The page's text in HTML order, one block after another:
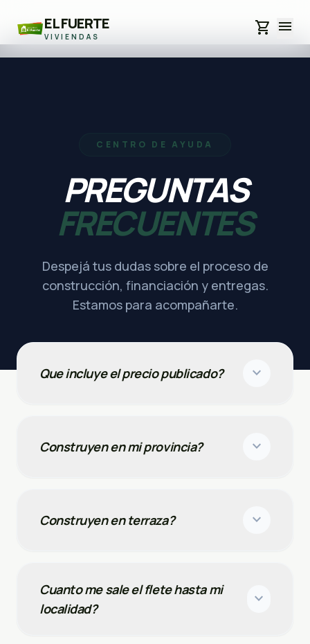
EL FUERTE
VIVIENDAS shopping_cart menu
CENTRO DE AYUDA
PREGUNTAS
FRECUENTES
Despejá tus dudas sobre el proceso de
construcción, financiación y entregas.
Estamos para acompañarte.
Que incluye el precio publicado? expand_more
Construyen en mi provincia? expand_more
Construyen en terraza? expand_more
Cuanto me sale el flete hasta mi
localidad?
expand_more